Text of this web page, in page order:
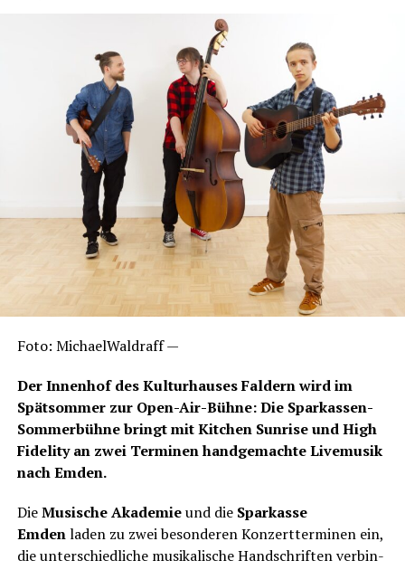
Foto: Michael­Wald­raff —
Der Innen­hof des Kul­tur­hau­ses Fald­ern wird im
Spät­som­mer zur Open-Air-Büh­ne: Die Spar­kas­sen-
Som­mer­büh­ne bringt mit Kit­chen Sun­ri­se und High
Fide­li­ty an zwei Ter­mi­nen hand­ge­mach­te Live­mu­sik
nach Emden.
DieMusi­sche Aka­de­mieund die Spar­kas­se
Emdenladen zu zwei beson­de­ren Kon­zert­ter­mi­nen ein,
die unter­schied­li­che musi­ka­li­sche Hand­schrif­ten ver­bin­